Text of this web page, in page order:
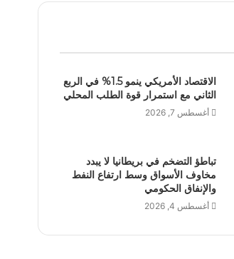
الاقتصاد الأمريكي ينمو 1.5% في الربع
الثاني مع استمرار قوة الطلب المحلي
أغسطس 7, 2026
تباطؤ التضخم في بريطانيا لا يبدد
مخاوف الأسواق وسط ارتفاع النفط
والإنفاق الحكومي
أغسطس 4, 2026